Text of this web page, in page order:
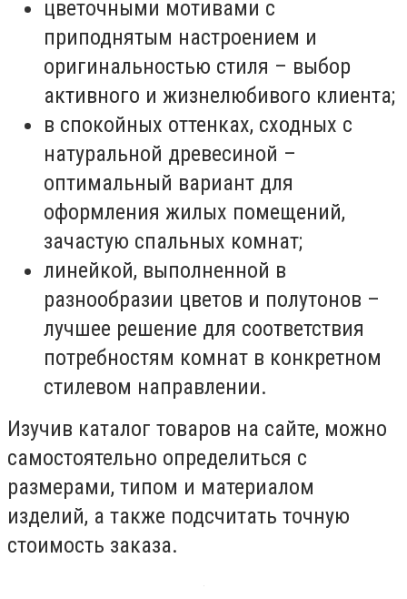
цветочными мотивами с
приподнятым настроением и
оригинальностью стиля – выбор
активного и жизнелюбивого клиента;
в спокойных оттенках, сходных с
натуральной древесиной –
оптимальный вариант для
оформления жилых помещений,
зачастую спальных комнат;
линейкой, выполненной в
разнообразии цветов и полутонов –
лучшее решение для соответствия
потребностям комнат в конкретном
стилевом направлении.
Изучив каталог товаров на сайте, можно
самостоятельно определиться с
размерами, типом и материалом
изделий, а также подсчитать точную
стоимость заказа.